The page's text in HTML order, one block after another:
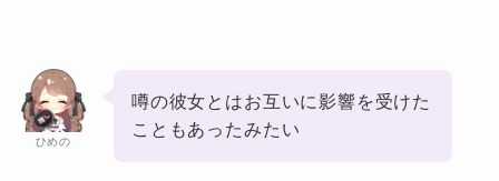
ひめの
噂の彼女とはお互いに影響を受けた
こともあったみたい